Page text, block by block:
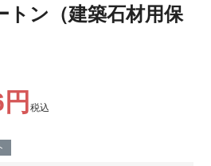
ン（建築石材用保
税込